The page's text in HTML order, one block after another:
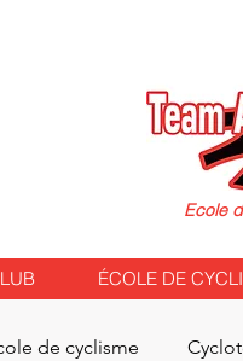
Ecole
ÉCOLE DE
de cyclisme